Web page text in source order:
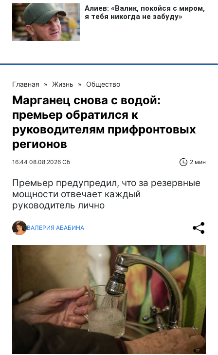
Главная » Жизнь » Общество
Марганец снова с водой:
премьер обратился к
руководителям прифронтовых
регионов
16:44 08.08.2026 Сб 2 мин
Премьер предупредил, что за резервные
мощности отвечает каждый
руководитель лично
ВАЛЕРИЯ АБАБИНА